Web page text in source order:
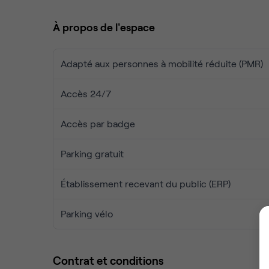
À propos de l'espace
Adapté aux personnes à mobilité réduite (PMR)
Accès 24/7
Accès par badge
Parking gratuit
Établissement recevant du public (ERP)
Parking vélo
Contrat et conditions